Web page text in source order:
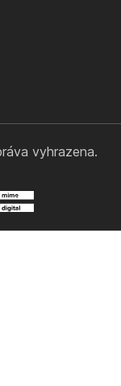
vyhrazena.